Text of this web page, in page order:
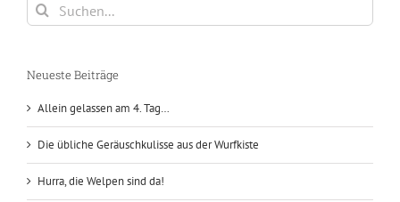
nach:
Neueste Beiträge
Allein gelassen am 4. Tag…
Die übliche Geräuschkulisse aus der Wurfkiste
Hurra, die Welpen sind da!